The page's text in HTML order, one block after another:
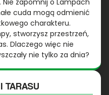
zapomnij o Lampach
cuda mogą odmienić
charakteru.
stworzysz przestrzeń,
Dlaczego więc nie
nie tylko za dnia?
TARASU